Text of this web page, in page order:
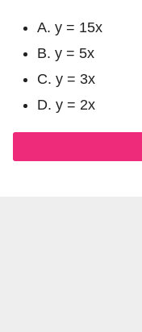
A. y = 15x
B. y = 5x
C. y = 3x
D. y = 2x